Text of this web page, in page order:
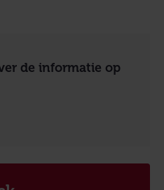
de informatie op